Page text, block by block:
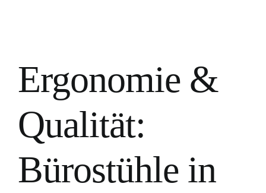
Ergonomie &
Qualität:
Bürostühle in